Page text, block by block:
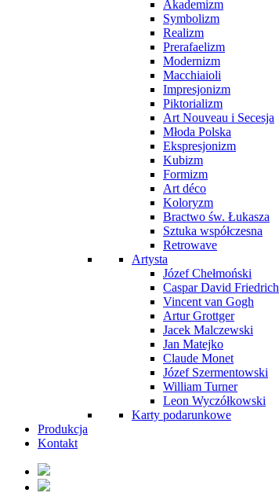
Akademizm
Symbolizm
Realizm
Prerafaelizm
Modernizm
Macchiaioli
Impresjonizm
Piktorializm
Art Nouveau i Secesja
Młoda Polska
Ekspresjonizm
Kubizm
Formizm
Art déco
Koloryzm
Bractwo św. Łukasza
Sztuka współczesna
Retrowave
Artysta
Józef Chełmoński
Caspar David Friedrich
Vincent van Gogh
Artur Grottger
Jacek Malczewski
Jan Matejko
Claude Monet
Józef Szermentowski
William Turner
Leon Wyczółkowski
Karty podarunkowe
Produkcja
Kontakt